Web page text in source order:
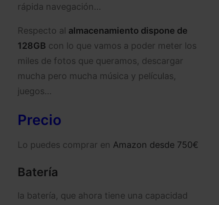
rápida navegación…
Respecto al almacenamiento dispone de
128GB con lo que vamos a poder meter los
miles de fotos que queramos, descargar
mucha pero mucha música y películas,
juegos…
Precio
Lo puedes comprar en Amazon desde 750€
Batería
la batería, que ahora tiene una capacidad